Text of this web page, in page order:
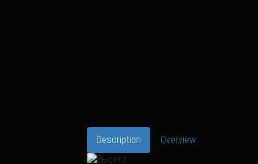
Description Overview